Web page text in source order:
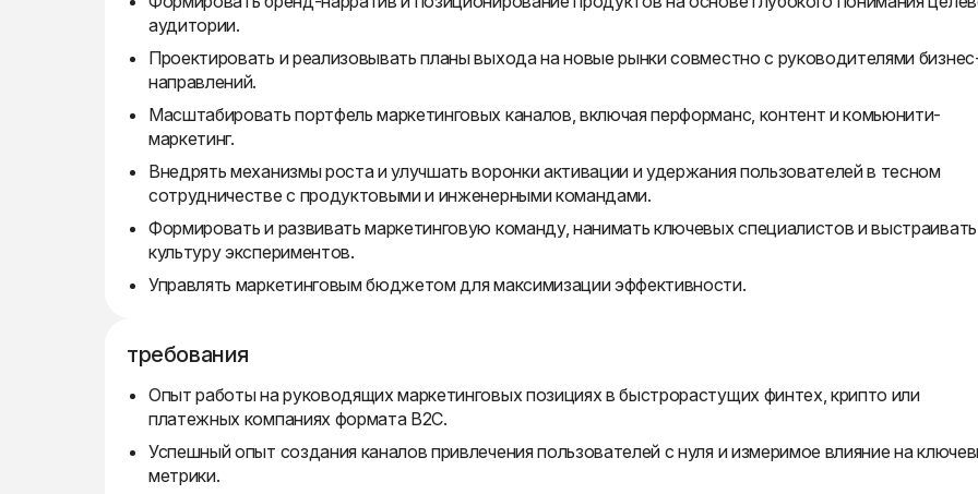
аудитории.
Проектировать и реализовывать планы выхода на новые рынки совместно с руководителями
направлений.
Масштабировать портфель маркетинговых каналов, включая перформанс, контент и комьюнити-
маркетинг.
Внедрять механизмы роста и улучшать воронки активации и удержания пользователей в тесном
сотрудничестве с продуктовыми и инженерными командами.
Формировать и развивать маркетинговую команду, нанимать ключевых специалистов и выстраивать
культуру экспериментов.
Управлять маркетинговым бюджетом для максимизации эффективности.
требования
Опыт работы на руководящих маркетинговых позициях в быстрорастущих финтех, крипто или
платежных компаниях формата B2C.
Успешный опыт создания каналов привлечения пользователей с нуля и измеримое влияние на
метрики.